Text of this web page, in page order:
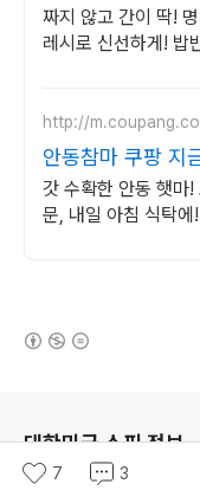
요
짜지 않고 간이 딱!
레시로 신선하게! 밥
http://
안동참마 쿠팡 지
갓 수확한 안동 햇마
문, 내일 아침 식탁에
대한민국 쇼핑 정보
한국 쇼핑의 모든 것! 쇼핑
7 3